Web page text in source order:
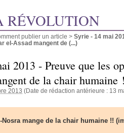
RÉVOLUTION
publier un article > Syrie - 14 mai
el-Assad mangent de (...)
2013 - Preuve que les
de la chair humaine
2013 (Date de rédaction antérieure : 13
mange de la chair humaine !!